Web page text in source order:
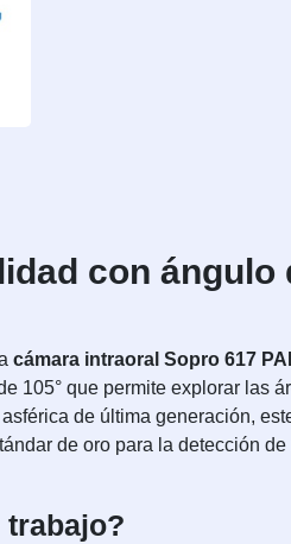
con ángulo
cámara intraoral Sopro 617
105° que permite explorar las
de última generación,
de oro para la detección
trabajo?